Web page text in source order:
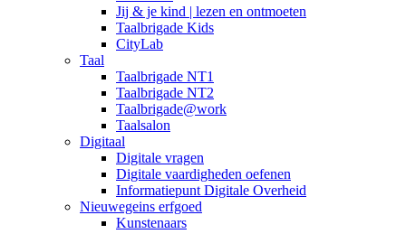
Jij & je kind | lezen en ontmoeten
Taalbrigade Kids
CityLab
Taal
Taalbrigade NT1
Taalbrigade NT2
Taalbrigade@work
Taalsalon
Digitaal
Digitale vragen
Digitale vaardigheden oefenen
Informatiepunt Digitale Overheid
Nieuwegeins erfgoed
Kunstenaars